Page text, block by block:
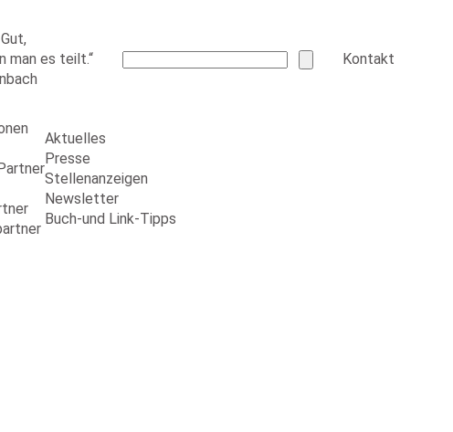
man es teilt.“
Kontakt
Aktuelles
Presse
Stellenanzeigen
Newsletter
Buch-und Link-Tipps